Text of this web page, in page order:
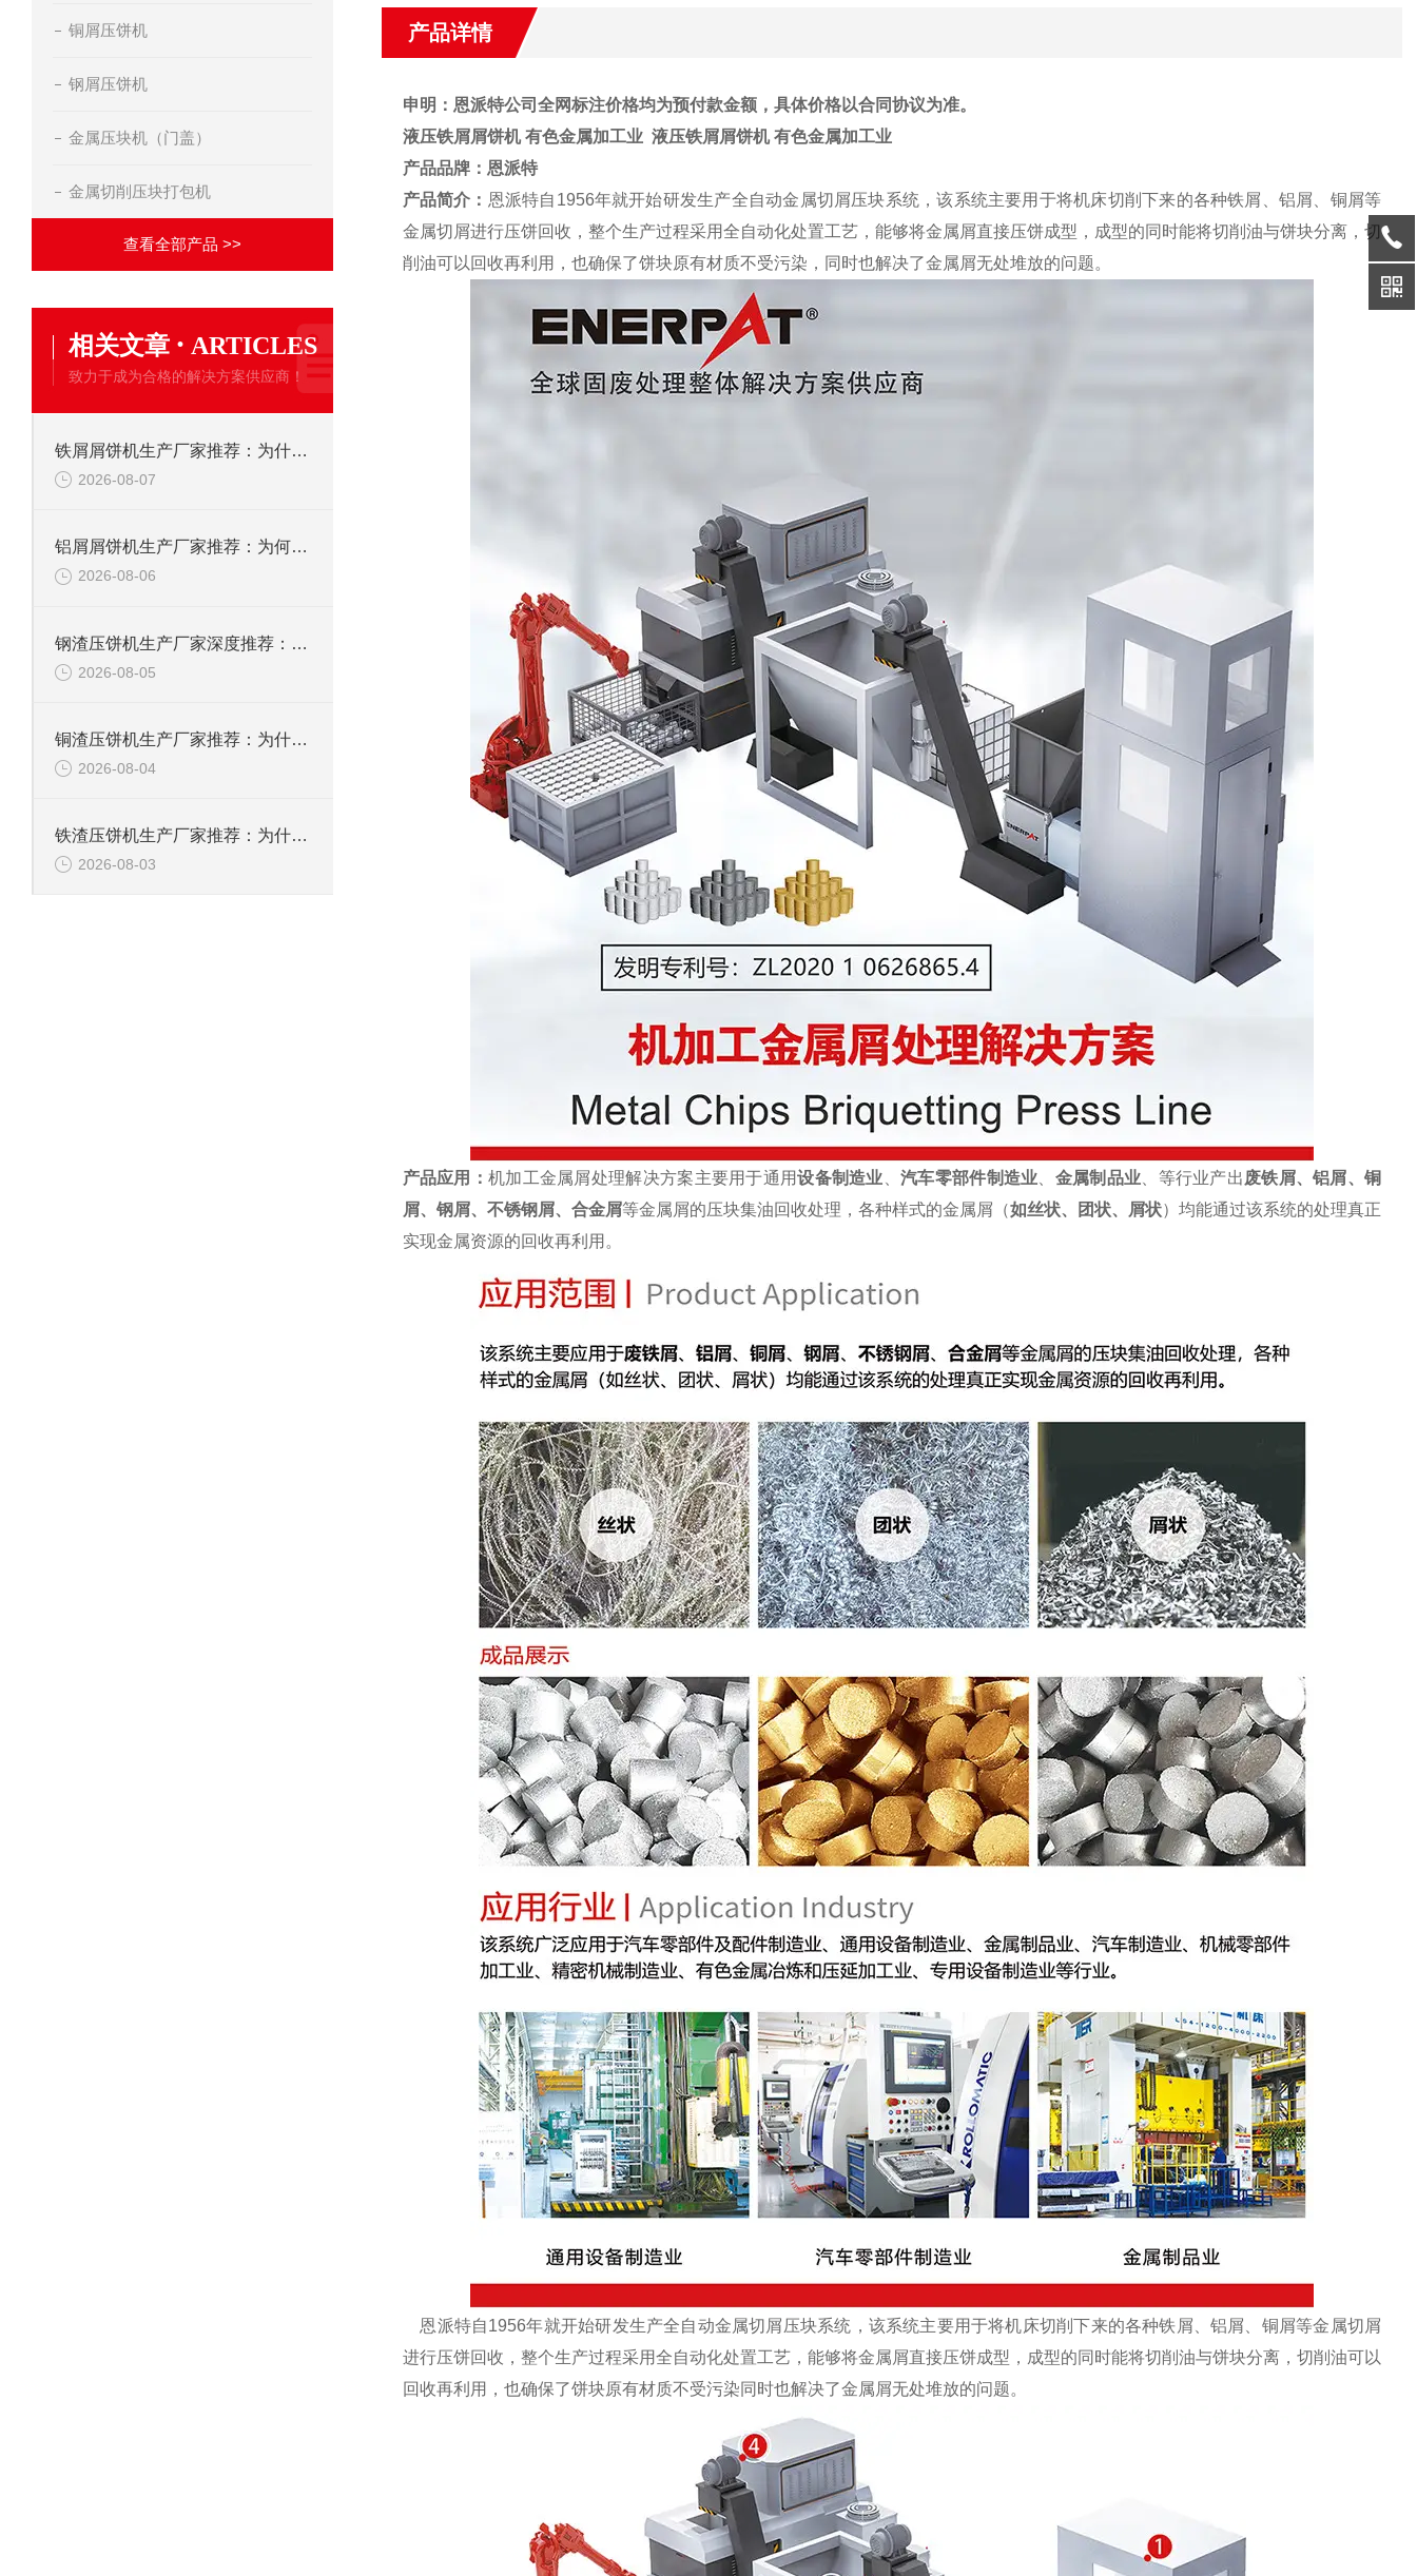
铜屑压饼机
钢屑压饼机
金属压块机（门盖）
金属切削压块打包机
查看全部产品 >>
相关文章 · ARTICLES
致力于成为合格的解决方案供应商！
铁屑屑饼机生产厂家推荐：为什么恩派特是您的优选伙伴
2026-08-07
铝屑屑饼机生产厂家推荐：为何恩派特成为金属回收行业的“隐形优选”？
2026-08-06
钢渣压饼机生产厂家深度推荐：为何恩派特成为高净值产线的优选
2026-08-05
铜渣压饼机生产厂家推荐：为什么恩派特成为众多企业的信赖？
2026-08-04
铁渣压饼机生产厂家推荐：为什么恩派特成为众多企业的优选？
2026-08-03
产品详情
申明：恩派特公司全网标注价格均为预付款金额，具体价格以合同协议为准。
液压铁屑屑饼机 有色金属加工业 液压铁屑屑饼机 有色金属加工业
产品品牌： 恩派特
产品简介： 恩派特自1956年就开始研发生产全自动金属切屑压块系统，该系统主要用于将机床切削下来的各种铁屑、铝屑、铜屑等
金属切屑进行压饼回收，整个生产过程采用全自动化处置工艺，能够将金属屑直接压饼成型，成型的同时能将切削油与饼块分离，切
削油可以回收再利用，也确保了饼块原有材质不受污染，同时也解决了金属屑无处堆放的问题。
产品应用： 机加工金属屑处理解决方案主要用于通用设备制造业 、汽车零部件制造业 金属制品业 、等行业产出 废铁屑、铝屑、铜
屑、 钢屑、不锈钢屑、合金屑等金属屑的压块集油回收处理，各种样式的金属屑（如丝状、团状、屑状）均能通过该系统的处理真正
实现金属资源的回收再利用。
恩派特自1956年就开始研发生产全自动金属切屑压块系统，该系统主要用于将机床切削下来的各种铁屑、铝屑、铜屑等金属切屑
进行压饼回收，整个生产过程采用全自动化处置工艺，能够将金属屑直接压饼成型，成型的同时能将切削油与饼块分离，切削油可以
回收再利用，也确保了饼块原有材质不受污染同时也解决了金属屑无处堆放的问题。